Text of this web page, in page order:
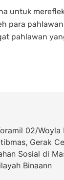
untuk
para
pahlawan
02/Woyla
Gerak
Sosial di
Binaann